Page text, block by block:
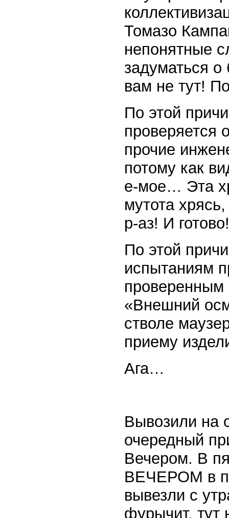
Томазо
непонятные
задуматься
вам не тут!
По этой
проверяется
прочие
потому как
е-мое… Эта
мутота
р-аз! И
По этой
испытаниям
проверенным
«Внешний
стволе
приему
Ага…
Вывозили на
очередный
Вечером. В
ВЕЧЕРОМ в
вывезли с
фурычит, тут